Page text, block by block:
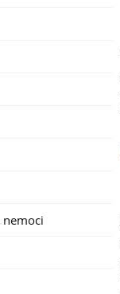
nemoci